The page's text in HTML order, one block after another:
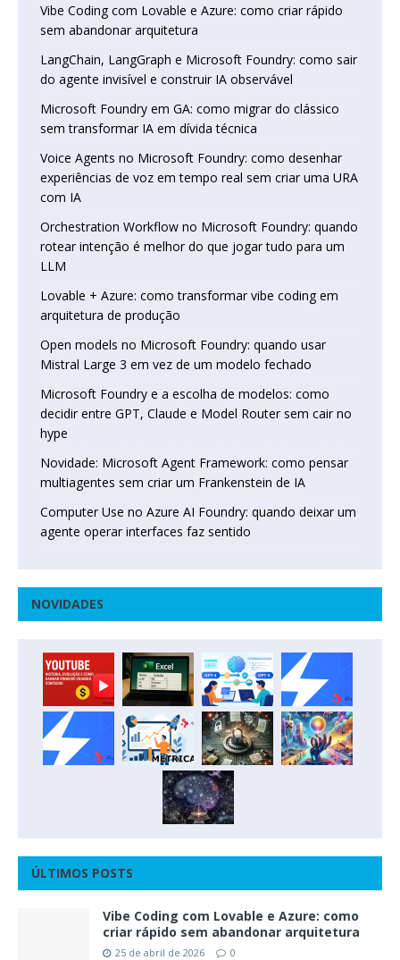
Vibe Coding com Lovable e Azure: como criar rápido
sem abandonar arquitetura
LangChain, LangGraph e Microsoft Foundry: como sair
do agente invisível e construir IA observável
Microsoft Foundry em GA: como migrar do clássico
sem transformar IA em dívida técnica
Voice Agents no Microsoft Foundry: como desenhar
experiências de voz em tempo real sem criar uma URA
com IA
Orchestration Workflow no Microsoft Foundry: quando
rotear intenção é melhor do que jogar tudo para um
LLM
Lovable + Azure: como transformar vibe coding em
arquitetura de produção
Open models no Microsoft Foundry: quando usar
Mistral Large 3 em vez de um modelo fechado
Microsoft Foundry e a escolha de modelos: como
decidir entre GPT, Claude e Model Router sem cair no
hype
Novidade: Microsoft Agent Framework: como pensar
multiagentes sem criar um Frankenstein de IA
Computer Use no Azure AI Foundry: quando deixar um
agente operar interfaces faz sentido
NOVIDADES
ÚLTIMOS POSTS
Vibe Coding com Lovable e Azure: como
criar rápido sem abandonar arquitetura
25 de abril de 2026 0